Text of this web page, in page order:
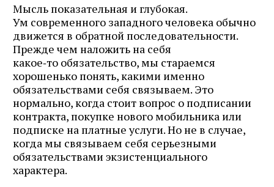
Мысль показательная и глубокая.
Ум современного западного человека обычно
движется в обратной последовательности.
Прежде чем наложить на себя
какое‑то обязательство, мы стараемся
хорошенько понять, какими именно
обязательствами себя связываем. Это
нормально, когда стоит вопрос о подписании
контракта, покупке нового мобильника или
подписке на платные услуги. Но не в случае,
когда мы связываем себя серьезными
обязательствами экзистенциального
характера.